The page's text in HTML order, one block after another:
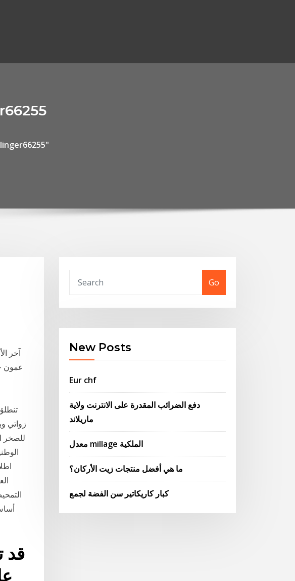
زواتي
قد
Go
New Posts
Eur chf
دفع الضرائب المقدرة على الانترنت ولاية
ماريلاند
معدل millage الملكية
ما هي أفضل منتجات زيت الأركان؟
كبار كاريكاتير سن الفضة لجمع